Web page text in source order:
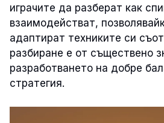
играчите да разберат как
взаимодействат,
адаптират техниките си
разбиране е от съществено
разработването на добре
стратегия.